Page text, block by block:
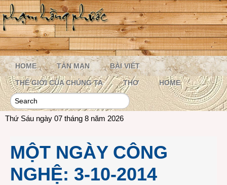
HOME TẢN MẠN BÀI VIẾT
THẾ GIỚI CỦA CHÚNG TA THƠ HOME
Thứ Sáu ngày 07 tháng 8 năm 2026
MỘT NGÀY CÔNG
NGHỆ: 3-10-2014